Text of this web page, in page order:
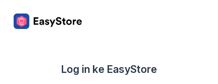
Log in ke EasyStore